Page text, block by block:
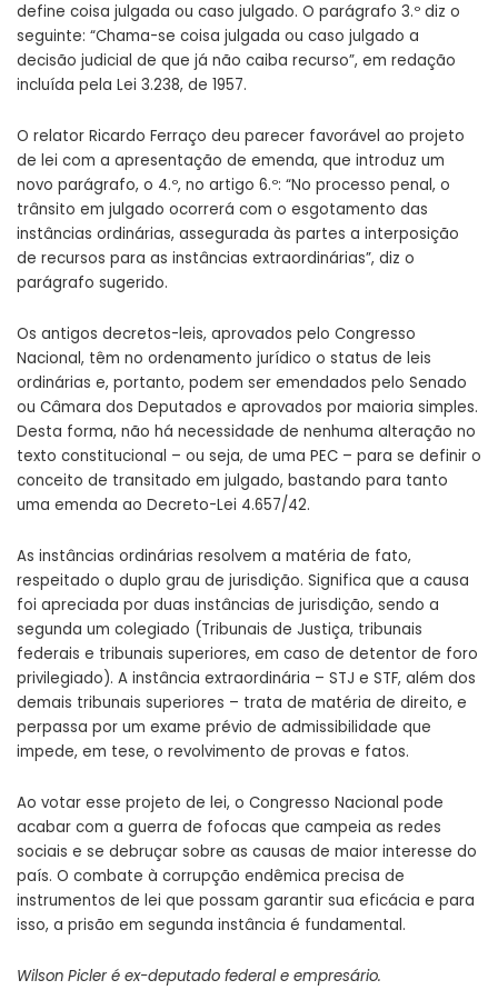
define coisa julgada ou caso julgado. O parágrafo 3.º diz o
seguinte: “Chama-se coisa julgada ou caso julgado a
decisão judicial de que já não caiba recurso”, em redação
incluída pela Lei 3.238, de 1957.
O relator Ricardo Ferraço deu parecer favorável ao projeto
de lei com a apresentação de emenda, que introduz um
novo parágrafo, o 4.º, no artigo 6.º: “No processo penal, o
trânsito em julgado ocorrerá com o esgotamento das
instâncias ordinárias, assegurada às partes a interposição
de recursos para as instâncias extraordinárias”, diz o
parágrafo sugerido.
Os antigos decretos-leis, aprovados pelo Congresso
Nacional, têm no ordenamento jurídico o status de leis
ordinárias e, portanto, podem ser emendados pelo Senado
ou Câmara dos Deputados e aprovados por maioria simples.
Desta forma, não há necessidade de nenhuma alteração no
texto constitucional – ou seja, de uma PEC – para se definir o
conceito de transitado em julgado, bastando para tanto
uma emenda ao Decreto-Lei 4.657/42.
As instâncias ordinárias resolvem a matéria de fato,
respeitado o duplo grau de jurisdição. Significa que a causa
foi apreciada por duas instâncias de jurisdição, sendo a
segunda um colegiado (Tribunais de Justiça, tribunais
federais e tribunais superiores, em caso de detentor de foro
privilegiado). A instância extraordinária – STJ e STF, além dos
demais tribunais superiores – trata de matéria de direito, e
perpassa por um exame prévio de admissibilidade que
impede, em tese, o revolvimento de provas e fatos.
Ao votar esse projeto de lei, o Congresso Nacional pode
acabar com a guerra de fofocas que campeia as redes
sociais e se debruçar sobre as causas de maior interesse do
país. O combate à corrupção endêmica precisa de
instrumentos de lei que possam garantir sua eficácia e para
isso, a prisão em segunda instância é fundamental.
Wilson Picler é ex-deputado federal e empresário.